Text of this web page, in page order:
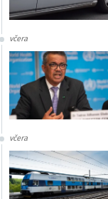
včera
včera